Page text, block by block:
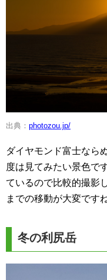
出典： photozou.jp/
ダイヤモンド富士なら
度は見てみたい景色で
ているので比較的撮影
までの移動が大変です
冬の利尻岳